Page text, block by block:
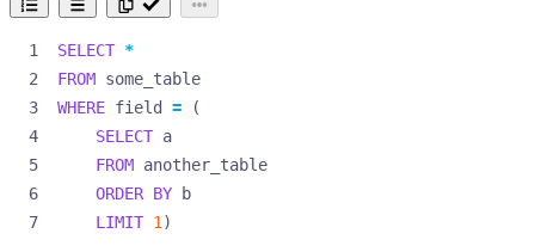
SELECT *
FROM some_table
WHERE field =
(
SELECT a
FROM another_table
ORDER BY
b
LIMIT 1 )